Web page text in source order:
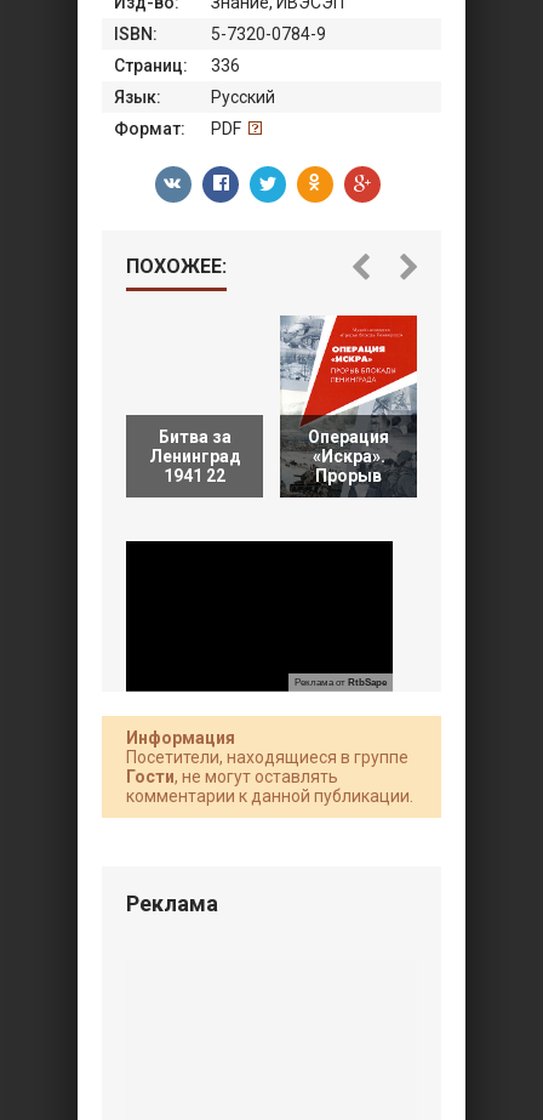
ISBN:
5-7320-0784-9
Страниц:
336
Язык:
Русский
Формат:
PDF
ПОХОЖЕЕ:
Битва за
Ленинград
1941 22
Операция
«Искра».
Прорыв
Реклама от RtbSape
Информация
Посетители, находящиеся в группе
Гости, не могут оставлять
комментарии к данной публикации.
Реклама